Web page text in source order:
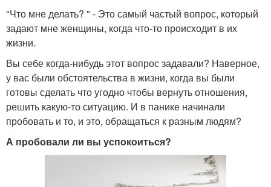
"Что мне делать? " - Это самый частый вопрос, который
задают мне женщины, когда что-то происходит в их
жизни.
Вы себе когда-нибудь этот вопрос задавали? Наверное,
у вас были обстоятельства в жизни, когда вы были
готовы сделать что угодно чтобы вернуть отношения,
решить какую-то ситуацию. И в панике начинали
пробовать и то, и это, обращаться к разным людям?
А пробовали ли вы успокоиться?